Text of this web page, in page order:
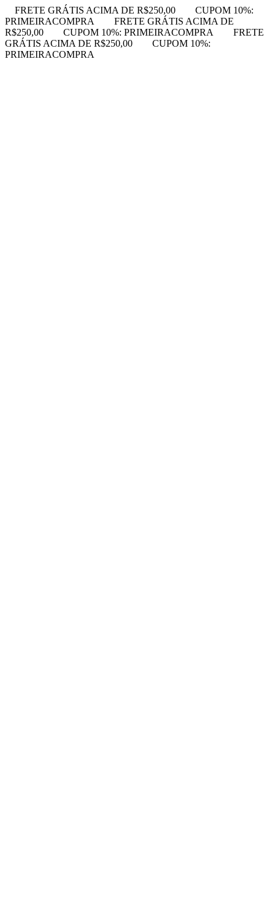
FRETE GRÁTIS ACIMA DE R$250,00
CUPOM 10%:
PRIMEIRACOMPRA
FRETE GRÁTIS ACIMA DE
R$250,00
CUPOM 10%: PRIMEIRACOMPRA
FRETE
GRÁTIS ACIMA DE R$250,00
CUPOM 10%:
PRIMEIRACOMPRA